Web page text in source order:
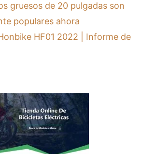
gruesos de 20 pulgadas son
populares ahora
HF01 2022 | Informe de